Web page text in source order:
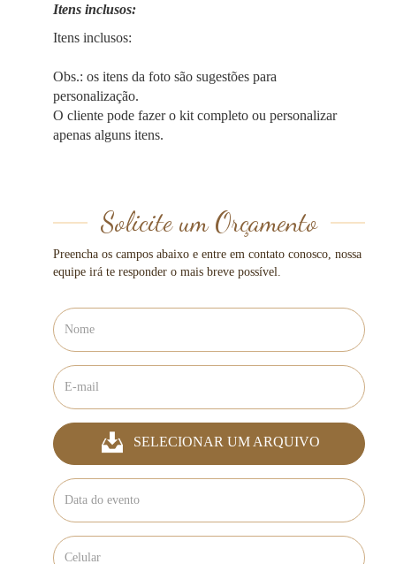
Itens inclusos:
Itens inclusos:
Obs.: os itens da foto são sugestões para
personalização.
O cliente pode fazer o kit completo ou personalizar
apenas alguns itens.
Solicite um Orçamento
Preencha os campos abaixo e entre em contato conosco, nossa
equipe irá te responder o mais breve possível.
SELECIONAR UM ARQUIVO